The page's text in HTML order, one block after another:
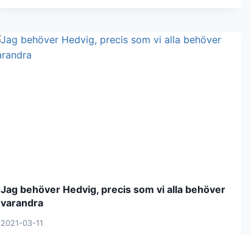
Jag behöver Hedvig, precis som vi alla behöver
varandra
2021-03-11